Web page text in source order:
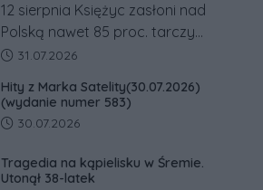
12 sierpnia Księżyc zasłoni nad
Polską nawet 85 proc. tarczy
Słońca. Największe zaćmienie od 27
zachodem.
Data dodania artykułu:
31.07.2026
Hity z Marka Satelity(30.07.2026)
(wydanie numer 583)
Data dodania artykułu:
30.07.2026
Tragedia na kąpielisku w Śremie.
Utonął 38-latek